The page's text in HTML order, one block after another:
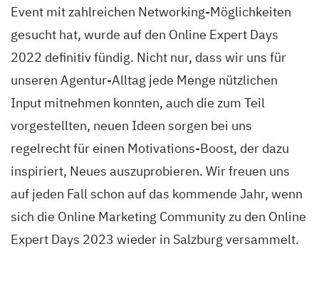
Event mit zahlreichen Networking-Möglichkeiten
gesucht hat, wurde auf den Online Expert Days
2022 definitiv fündig. Nicht nur, dass wir uns für
unseren Agentur-Alltag jede Menge nützlichen
Input mitnehmen konnten, auch die zum Teil
vorgestellten, neuen Ideen sorgen bei uns
regelrecht für einen Motivations-Boost, der dazu
inspiriert, Neues auszuprobieren. Wir freuen uns
auf jeden Fall schon auf das kommende Jahr, wenn
sich die Online Marketing Community zu den Online
Expert Days 2023 wieder in Salzburg versammelt.